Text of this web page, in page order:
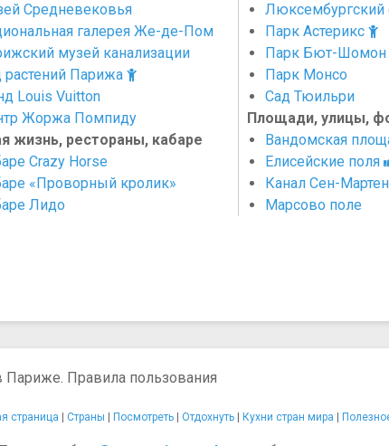
Средневековья
галерея Же-де-Пом
музей канализации
растений Парижа
Louis Vuitton
Жоржа Помпиду
жизнь, рестораны, кабаре
Crazy Horse
«Проворный кролик»
Лидо
Люксембургский
Парк Астерикс
Парк Бют-Шомон
Парк Монсо
Сад Тюильри
Площади, улицы,
Вандомская
Елисейские поля
Канал Сен-Мартен
Марсово поле
Париже. Правила пользования
страница Страны Посмотреть| Отдохнуть| Кухни стран мира